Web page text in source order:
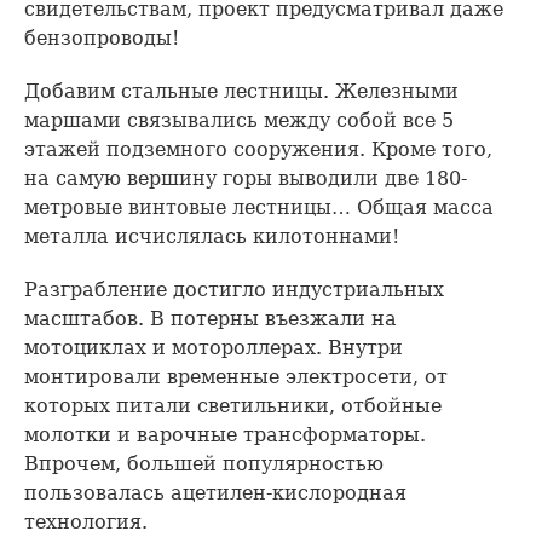
свидетельствам, проект предусматривал даже
бензопроводы!
Добавим стальные лестницы. Железными
маршами связывались между собой все 5
этажей подземного сооружения. Кроме того,
на самую вершину горы выводили две 180-
метровые винтовые лестницы… Общая масса
металла исчислялась килотоннами!
Разграбление достигло индустриальных
масштабов. В потерны въезжали на
мотоциклах и мотороллерах. Внутри
монтировали временные электросети, от
которых питали светильники, отбойные
молотки и варочные трансформаторы.
Впрочем, большей популярностью
пользовалась ацетилен-кислородная
технология.